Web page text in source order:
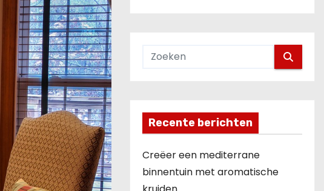
Recente berichten
Creëer een mediterrane
binnentuin met aromatische